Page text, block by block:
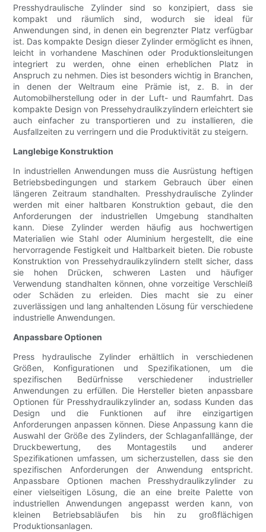
Presshydraulische Zylinder sind so konzipiert, dass sie
kompakt und räumlich sind, wodurch sie ideal für
Anwendungen sind, in denen ein begrenzter Platz verfügbar
ist. Das kompakte Design dieser Zylinder ermöglicht es ihnen,
leicht in vorhandene Maschinen oder Produktionsleitungen
integriert zu werden, ohne einen erheblichen Platz in
Anspruch zu nehmen. Dies ist besonders wichtig in Branchen,
in denen der Weltraum eine Prämie ist, z. B. in der
Automobilherstellung oder in der Luft- und Raumfahrt. Das
kompakte Design von Pressehydraulikzylindern erleichtert sie
auch einfacher zu transportieren und zu installieren, die
Ausfallzeiten zu verringern und die Produktivität zu steigern.
Langlebige Konstruktion
In industriellen Anwendungen muss die Ausrüstung heftigen
Betriebsbedingungen und starkem Gebrauch über einen
längeren Zeitraum standhalten. Presshydraulische Zylinder
werden mit einer haltbaren Konstruktion gebaut, die den
Anforderungen der industriellen Umgebung standhalten
kann. Diese Zylinder werden häufig aus hochwertigen
Materialien wie Stahl oder Aluminium hergestellt, die eine
hervorragende Festigkeit und Haltbarkeit bieten. Die robuste
Konstruktion von Pressehydraulikzylindern stellt sicher, dass
sie hohen Drücken, schweren Lasten und häufiger
Verwendung standhalten können, ohne vorzeitige Verschleiß
oder Schäden zu erleiden. Dies macht sie zu einer
zuverlässigen und lang anhaltenden Lösung für verschiedene
industrielle Anwendungen.
Anpassbare Optionen
Press hydraulische Zylinder erhältlich in verschiedenen
Größen, Konfigurationen und Spezifikationen, um die
spezifischen Bedürfnisse verschiedener industrieller
Anwendungen zu erfüllen. Die Hersteller bieten anpassbare
Optionen für Presshydraulikzylinder an, sodass Kunden das
Design und die Funktionen auf ihre einzigartigen
Anforderungen anpassen können. Diese Anpassung kann die
Auswahl der Größe des Zylinders, der Schlaganfalllänge, der
Druckbewertung, des Montagestils und anderer
Spezifikationen umfassen, um sicherzustellen, dass sie den
spezifischen Anforderungen der Anwendung entspricht.
Anpassbare Optionen machen Presshydraulikzylinder zu
einer vielseitigen Lösung, die an eine breite Palette von
industriellen Anwendungen angepasst werden kann, von
kleinen Betriebsabläufen bis hin zu großflächigen
Produktionsanlagen.